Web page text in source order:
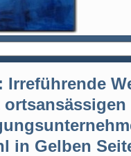
Irreführende
in Gelben